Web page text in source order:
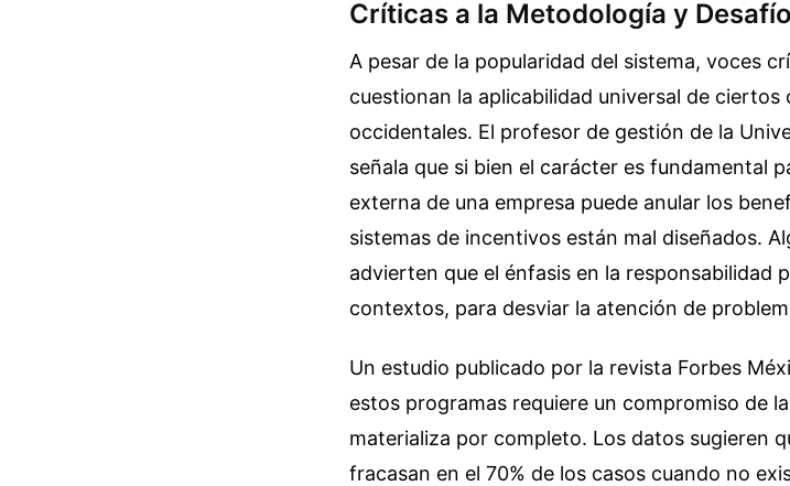
Críticas a la Metodología y
A pesar de la popularidad del sistema, voces
cuestionan la aplicabilidad universal de
occidentales. El profesor de gestión de la
señala que si bien el carácter es fundamental
externa de una empresa puede anular los
sistemas de incentivos están mal diseñados.
advierten que el énfasis en la responsabilidad
contextos, para desviar la atención de
Un estudio publicado por la revista Forbes
estos programas requiere un compromiso de
materializa por completo. Los datos sugieren
fracasan en el 70% de los casos cuando no